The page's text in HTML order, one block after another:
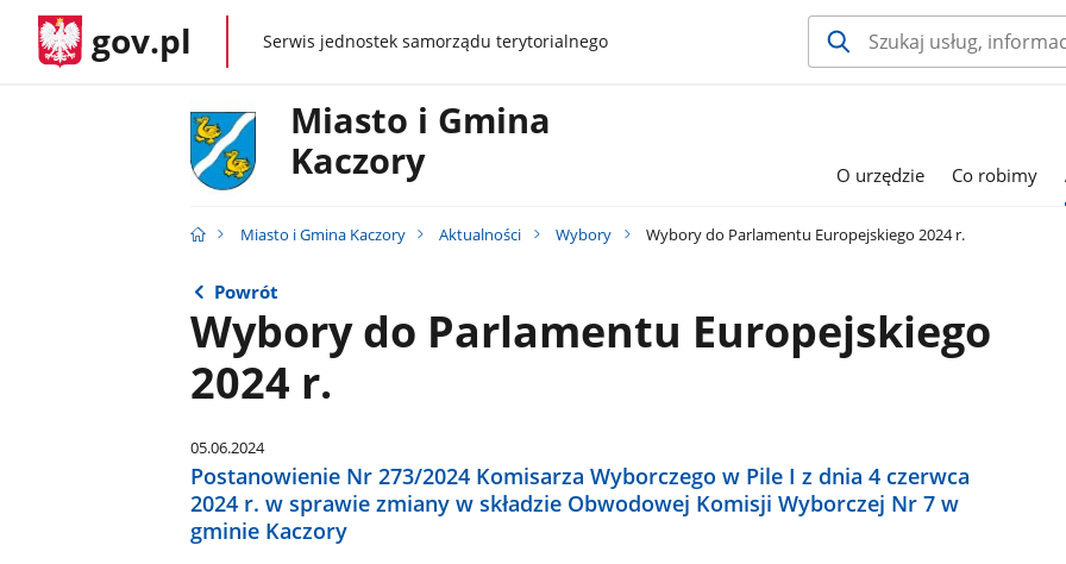
gov.pl gov.plSerwis jednostek samorządu terytorialnego
Miasto i Gmina
Kaczory
O urzędzie Co robimy
Miasto i Gmina Kaczory Aktualności Wybory Wybory do Parlamentu Europejskiego 2024 r.
Powrót
Wybory do Parlamentu Europejskiego
2024 r.
05.06.2024
Postanowienie Nr 273/2024 Komisarza Wyborczego w Pile I z dnia 4 czerwca
2024 r. w sprawie zmiany w składzie Obwodowej Komisji Wyborczej Nr 7 w
gminie Kaczory